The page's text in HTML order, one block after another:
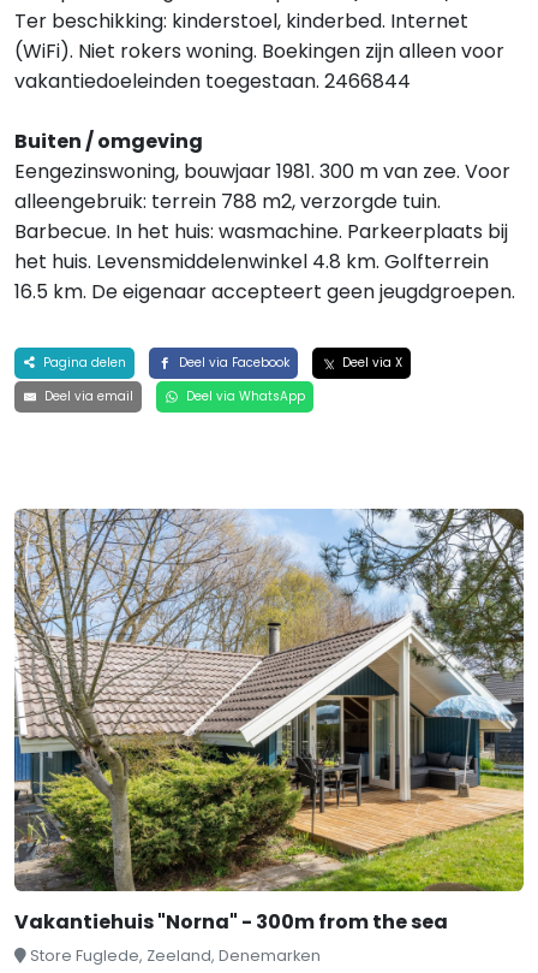
Ter beschikking: kinderstoel, kinderbed. Internet
(WiFi). Niet rokers woning. Boekingen zijn alleen voor
vakantiedoeleinden toegestaan. 2466844
Buiten / omgeving
Eengezinswoning, bouwjaar 1981. 300 m van zee. Voor
alleengebruik: terrein 788 m2, verzorgde tuin.
Barbecue. In het huis: wasmachine. Parkeerplaats bij
het huis. Levensmiddelenwinkel 4.8 km. Golfterrein
16.5 km. De eigenaar accepteert geen jeugdgroepen.
Pagina delen Deel via Facebook
Deel via X
Deel via email
Deel via WhatsApp
Vakantiehuis "Norna" - 300m from the sea
Store Fuglede, Zeeland, Denemarken